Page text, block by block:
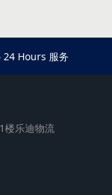
24 Hours 服务
楼乐迪物流